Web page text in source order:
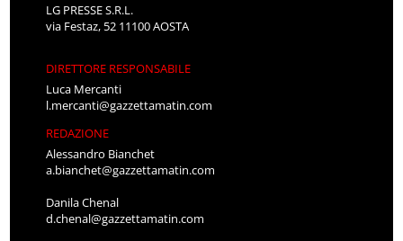
LG PRESSE S.R.L.
via Festaz, 52 11100 AOSTA
DIRETTORE RESPONSABILE
Luca Mercanti
l.mercanti@gazzettamatin.com
REDAZIONE
Alessandro Bianchet
a.bianchet@gazzettamatin.com
Danila Chenal
d.chenal@gazzettamatin.com